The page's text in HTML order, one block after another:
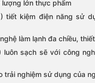
lượng lớn thực phẩm
tiết kiệm điện năng sử
làm lạnh đa chiều,
luôn sạch sẽ với công
trải nghiệm sử dụng của